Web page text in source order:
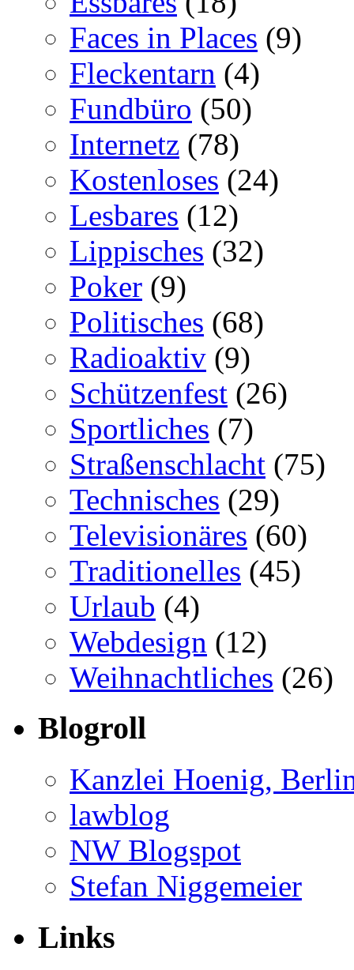
Faces in Places (9)
Fleckentarn (4)
Fundbüro (50)
Internetz (78)
Kostenloses (24)
Lesbares (12)
Lippisches (32)
Poker (9)
Politisches (68)
Radioaktiv (9)
Schützenfest (26)
Sportliches (7)
Straßenschlacht (75)
Technisches (29)
Televisionäres (60)
Traditionelles (45)
Urlaub (4)
Webdesign (12)
Weihnachtliches (26)
Blogroll
Kanzlei Hoenig,
lawblog
NW Blogspot
Stefan Niggemeier
Links